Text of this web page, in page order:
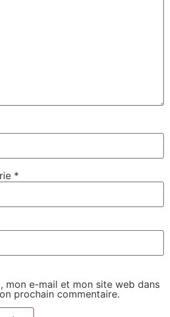
*
mon e-mail et mon site web dans
prochain commentaire.